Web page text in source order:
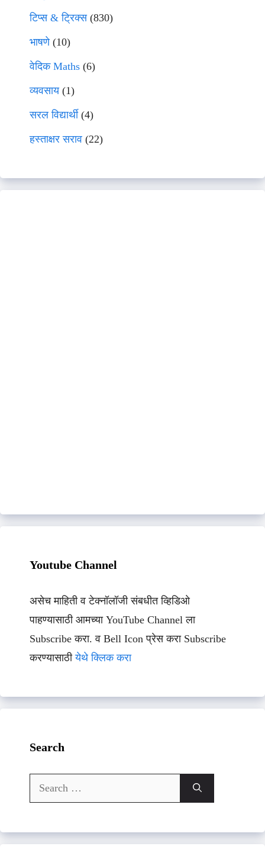
टिप्स & ट्रिक्स(830)
भाषणे(10)
वेदिक Maths (6)
व्यवसाय(1)
सरल विद्यार्थी(4)
हस्ताक्षर सराव (22)
Youtube Channel
असेच माहिती व टेक्नॉलॉजी संबधीत व्हिडिओ
पाहण्यासाठी आमच्या YouTube Channel ला
Subscribe करा. व Bell Icon प्रेस करा Subscribe
करण्यासाठीयेथे क्लिक करा
Search
Search
for: